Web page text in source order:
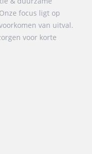
focus ligt op
van uitval.
voor korte